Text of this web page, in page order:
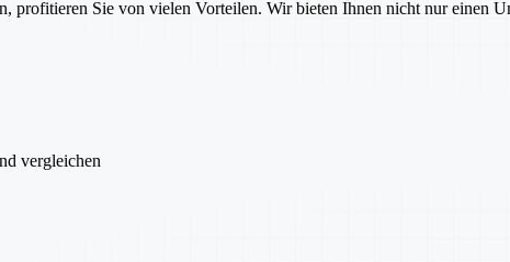
profitieren Sie von vielen Vorteilen. Wir bieten Ihnen nicht nur einen
vergleichen